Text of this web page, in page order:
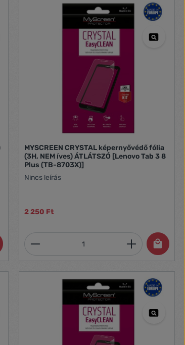
a gombokat a
a kívánt mennyiséget, vagy
MYSCREEN CRYSTAL képernyővédő fólia
(3H, NEM íves) ÁTLÁTSZÓ [Lenovo Tab 3 8
Plus (TB-8703X)]
Nincs leírás
2 250 Ft
Termékmennyiség: Adja